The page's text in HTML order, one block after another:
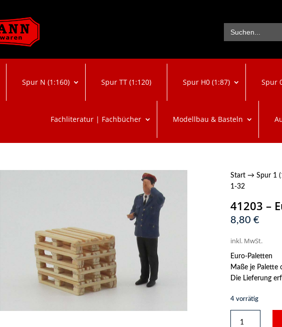
Search
for:
Spur N (1:160) Spur TT (1:120) Spur H0 (1:87) Spur
Fachliteratur | Fachbücher Modellbau & Basteln
Start→ Spur 1
1-32
41203 –
8,80 €
inkl. MwSt.
Euro-Paletten
Maße je Palette
Die Lieferung
4 vorrätig